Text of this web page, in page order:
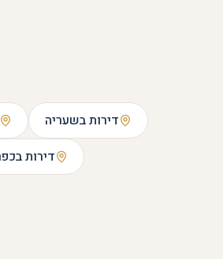
דירות בשעריה
דירות ב